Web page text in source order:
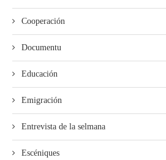
Cooperación
Documentu
Educación
Emigración
Entrevista de la selmana
Escéniques